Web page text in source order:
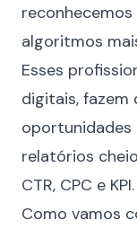
algoritmos
Esses
digitais, fazem
oportunidades
relatórios
CTR, CPC e KPI.
Como vamos